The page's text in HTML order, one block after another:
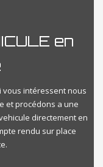
en
vous intéressent nous
et procédons a une
directement en
rendu sur place